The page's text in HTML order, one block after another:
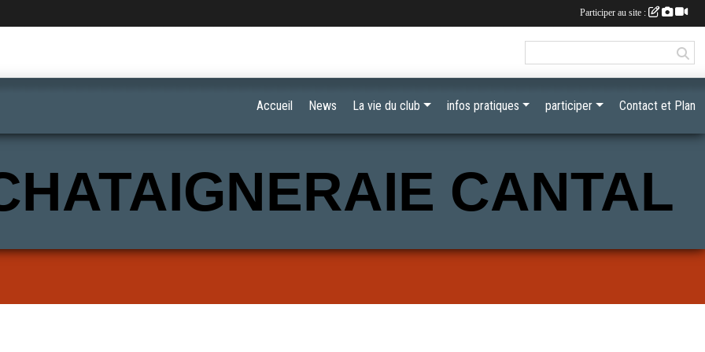
CANTAL
Accueil News La vie du club infos pratiques participer Contact et Plan
Participer au site :